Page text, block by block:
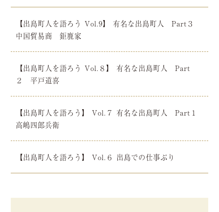
【出島町人を語ろう Vol.9】 有名な出島町人 Part３
中国貿易商 鉅鹿家
【出島町人を語ろう Vol.８】 有名な出島町人 Part
２ 平戸道喜
【出島町人を語ろう】 Vol.７ 有名な出島町人 Part１
高嶋四郎兵衛
【出島町人を語ろう】 Vol.６ 出島での仕事ぶり